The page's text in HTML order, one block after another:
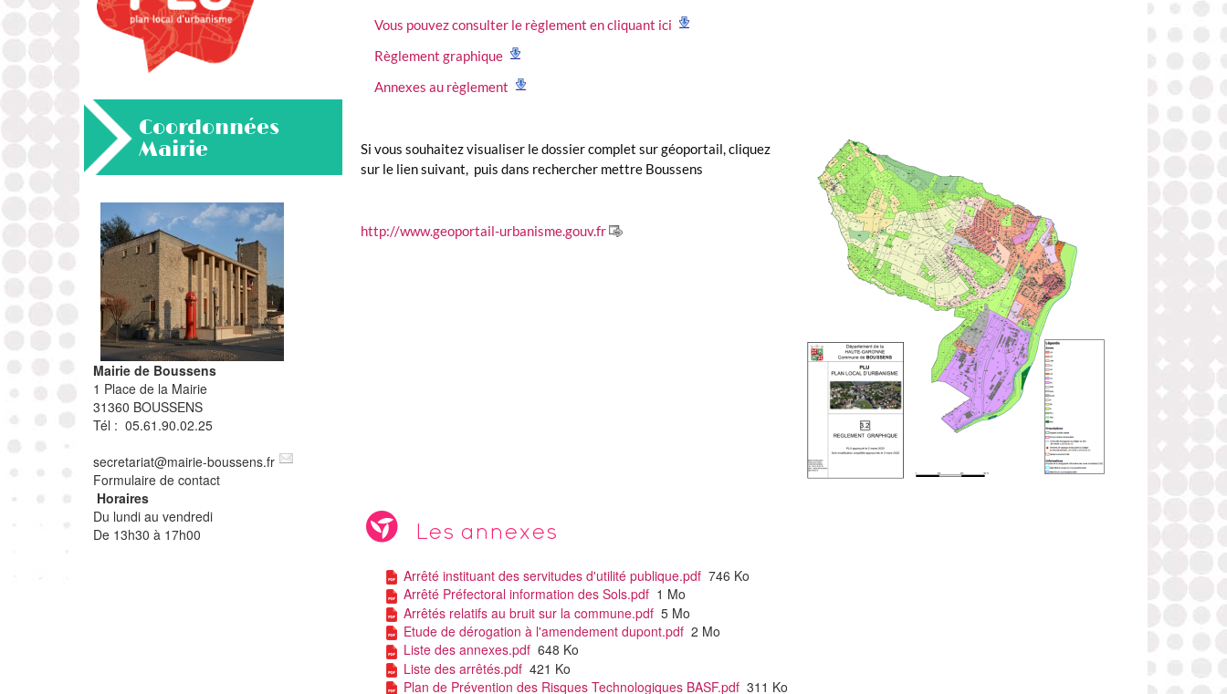
Vous pouvez consulter le règlement en cliquant ici
Règlement graphique
Annexes au règlement
Si vous souhaitez visualiser le dossier complet sur géoportail, cliquez
sur le lien suivant, puis dans rechercher mettre Boussens
http://www.geoportail-urbanisme.gouv.fr
Les annexes
Arrêté instituant des servitudes d'utilité publique.pdf 746 Ko
Arrêté Préfectoral information des Sols.pdf 1 Mo
Arrêtés relatifs au bruit sur la commune.pdf 5 Mo
Etude de dérogation à l'amendement dupont.pdf 2 Mo
Liste des annexes.pdf 648 Ko
Liste des arrêtés.pdf 421 Ko
Plan de Prévention des Risques Technologiques BASF.pdf 311 Ko
Coordonnées
Mairie
Mairie de Boussens
1 Place de la Mairie
31360 BOUSSENS
Tél : 05.61.90.02.25
secretariat@mairie-boussens.fr
Formulaire de contact
Horaires
Du lundi au vendredi
De 13h30 à 17h00